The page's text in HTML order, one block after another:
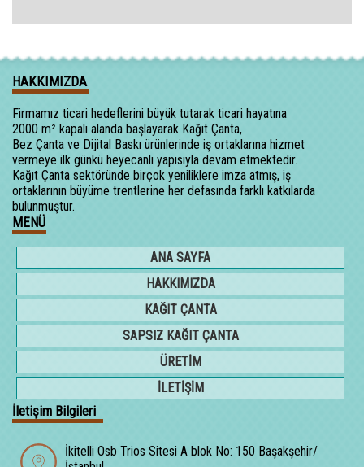
HAKKIMIZDA
Firmamız ticari hedeflerini büyük tutarak ticari hayatına
2000 m² kapalı alanda başlayarak Kağıt Çanta,
Bez Çanta ve Dijital Baskı ürünlerinde iş ortaklarına hizmet
vermeye ilk günkü heyecanlı yapısıyla devam etmektedir.
Kağıt Çanta sektöründe birçok yeniliklere imza atmış, iş
ortaklarının büyüme trentlerine her defasında farklı katkılarda
bulunmuştur.
MENÜ
ANA SAYFA
HAKKIMIZDA
KAĞIT ÇANTA
SAPSIZ KAĞIT ÇANTA
ÜRETİM
İLETİŞİM
İletişim Bilgileri
İkitelli Osb Trios Sitesi A blok No: 150 Başakşehir/